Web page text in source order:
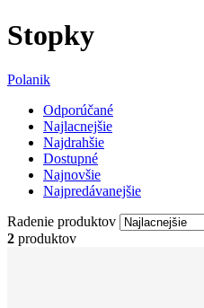
Stopky
Polanik
Odporúčané
Najlacnejšie
Najdrahšie
Dostupné
Najnovšie
Najpredávanejšie
Radenie produktov
2 produktov